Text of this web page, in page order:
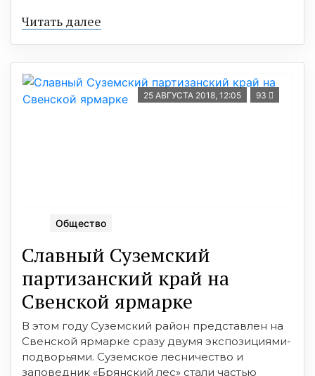
Читать далее
25 АВГУСТА 2018, 12:05 93
Общество
Славный Суземский
партизанский край на
Свенской ярмарке
В этом году Суземский район представлен на
Свенской ярмарке сразу двумя экспозициями-
подворьями. Суземское лесничество и
заповедник «Брянский лес» стали частью